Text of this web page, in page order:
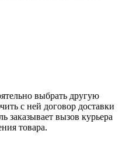
выбрать другую
с ней договор доставки
заказывает вызов курьера
товара.